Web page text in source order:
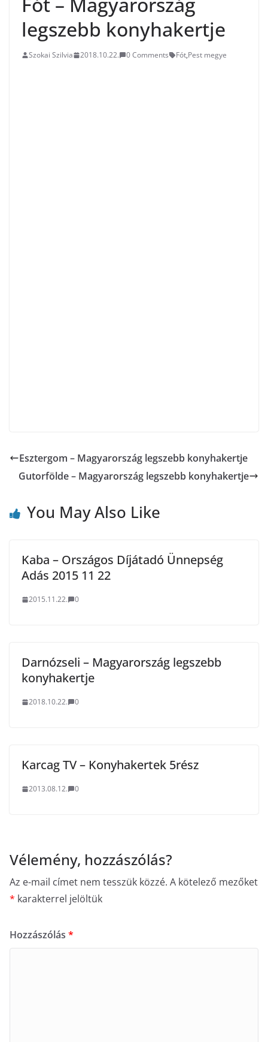
legszebb konyhakertje
Szokai Szilvia 2018.10.22. 0 Comments Fót,Pest megye
Esztergom – Magyarország legszebb konyhakertje
Gutorfölde – Magyarország legszebb konyhakertje
You May Also Like
Kaba – Országos Díjátadó Ünnepség
Adás 2015 11 22
2015.11.22. 0
Darnózseli – Magyarország legszebb
konyhakertje
2018.10.22. 0
Karcag TV – Konyhakertek 5rész
2013.08.12. 0
Vélemény, hozzászólás?
Az e-mail címet nem tesszük közzé. A kötelező mezőket
* karakterrel jelöltük
Hozzászólás *